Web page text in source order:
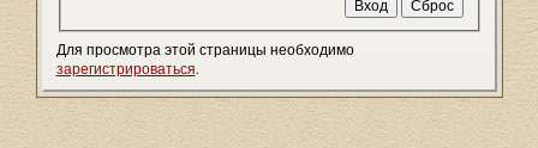
Для просмотра этой страницы необходимо
зарегистрироваться.